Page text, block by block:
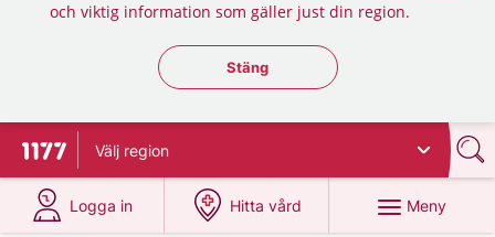
och viktig information som gäller just din region.
Stäng regionsväljaren
Stäng
Till startsidan för 1177
Välj region
Logga in
på 1177.se
Hitta vård
på 1177.se
Meny